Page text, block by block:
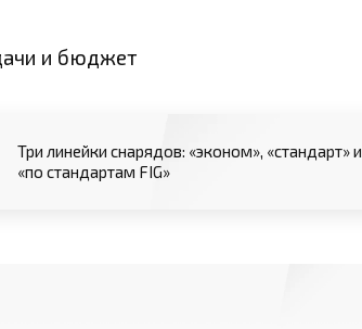
и бюджет
Три линейки снарядов: «эконом», «стандарт» и
«по стандартам FIG»